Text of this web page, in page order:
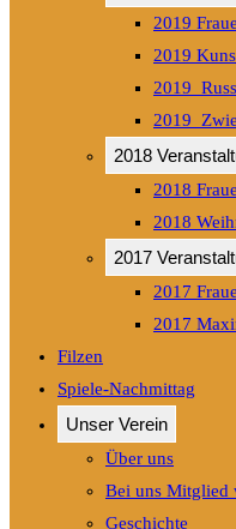
2019
2019
2018
2018
2018
2017
2017
2017
Filzen
Spiele-Nachmittag
Unser Verein
Über uns
Bei uns Mitglied
Geschichte